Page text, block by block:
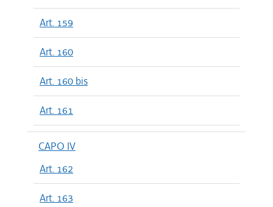
Art. 159
Art. 160
Art. 160 bis
Art. 161
CAPO IV
Art. 162
Art. 163